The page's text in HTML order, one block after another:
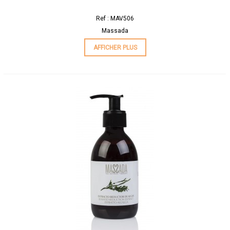
Ref : MAV506
Massada
AFFICHER PLUS